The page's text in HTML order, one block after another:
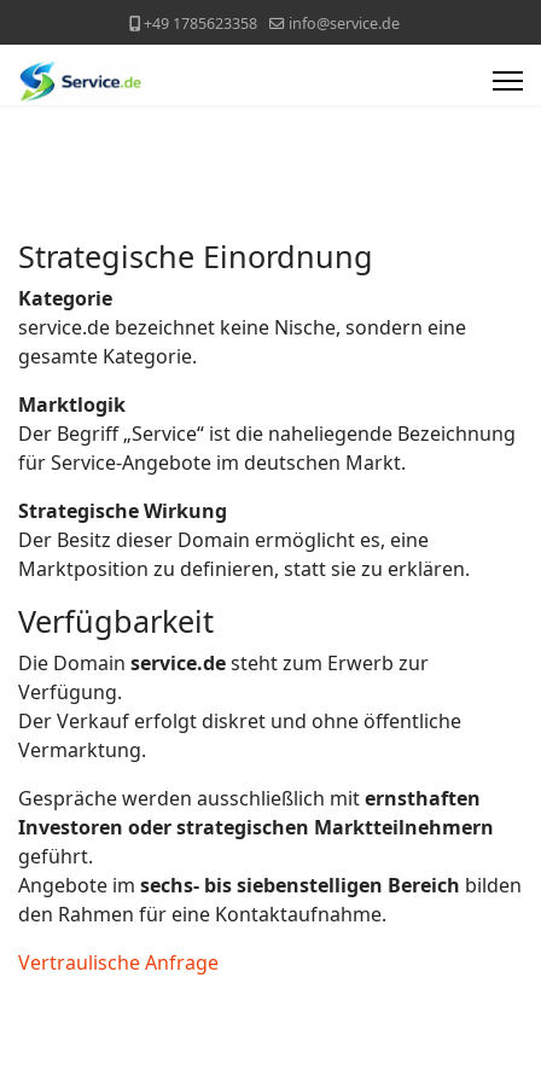
+49 1785623358 info@service.de
Strategische Einordnung
Kategorie
service.de bezeichnet keine Nische, sondern eine
gesamte Kategorie.
Marktlogik
Der Begriff „Service“ ist die naheliegende Bezeichnung
für Service-Angebote im deutschen Markt.
Strategische Wirkung
Der Besitz dieser Domain ermöglicht es, eine
Marktposition zu definieren, statt sie zu erklären.
Verfügbarkeit
Die Domain service.desteht zum Erwerb zur
Verfügung.
Der Verkauf erfolgt diskret und ohne öffentliche
Vermarktung.
Gespräche werden ausschließlich miternsthaften
Investoren oder strategischen Marktteilnehmern
geführt.
Angebote im sechs- bis siebenstelligen Bereich bilden
den Rahmen für eine Kontaktaufnahme.
Vertraulische Anfrage